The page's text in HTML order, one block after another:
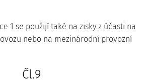
1 se použijí také na zisky z účasti na
nebo na mezinárodní provozní
Čl.9